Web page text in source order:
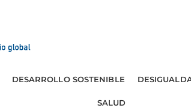
DESARROLLO SOSTENIBLE
SALUD